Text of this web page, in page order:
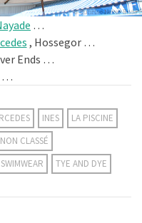
…
, Hossegor …
Ends …
…
INES
LA PISCINE
NON CLASSÉ
SWIMWEAR TYE AND DYE